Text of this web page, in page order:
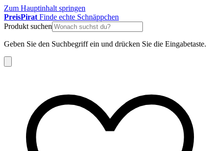
Zum Hauptinhalt springen
PreisPirat Finde echte Schnäppchen
Produkt suchen
Geben Sie den Suchbegriff ein und drücken Sie die Eingabetaste.